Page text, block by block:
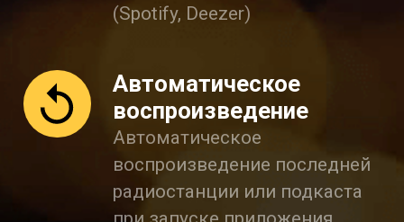
(Spotify, Deezer)
Автоматическое
воспроизведение
Автоматическое
воспроизведение последней
радиостанции или подкаста